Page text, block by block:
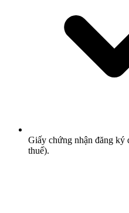
Giấy chứng nhận đăng ký
thuế).